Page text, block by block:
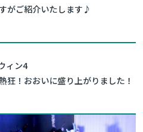
がご紹介いたします♪
狂！おおいに盛り上がりました！